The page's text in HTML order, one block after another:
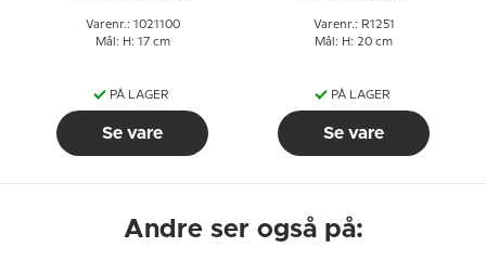
Varenr.: 1021100
Mål: H: 17 cm
PÅ LAGER
Se vare
Varenr.: R1251
Mål: H: 20 cm
PÅ LAGER
Se vare
Andre ser også på: